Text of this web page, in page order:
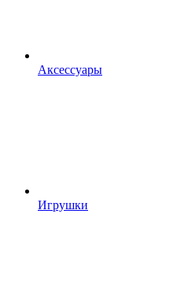
Аксессуары
Игрушки